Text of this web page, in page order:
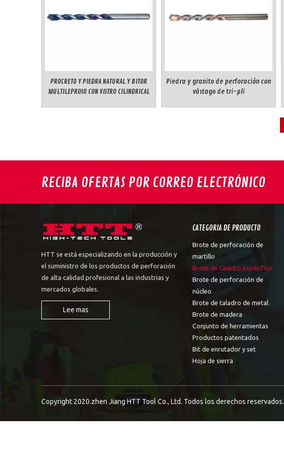
PROCRETO Y PIEDRA NATURAL Y BITOR
MULTILEPROSO CON VISTRO CILINDRICAL
Piedra y granito de perforación con
vástago de tri-pli
RECIBA OFERTAS POR CORREO ELECTRÓNICO
HTT se está especializando en la producción y
el suministro de los productos de perforación
de alta calidad profesional a las industrias y
mercados globales.
Lee mas
CATEGORIA DE PRODUCTO
Brote de perforación de
martillo
Brote de taladro específico
Brote de perforación de
núcleo
Brote de taladro de metal
Brote de madera
Conjunto de herramientas
Productos patentados
Bit de enrutador y set
Hoja de sierra
Copyright 2020.zhen Jiang HTT Tool Co., Ltd. Todos los derechos reservados.